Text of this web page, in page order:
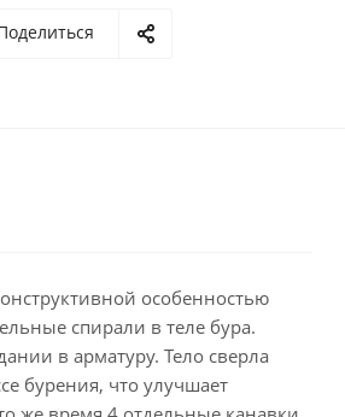
особенностью
спирали в теле бура.
в арматуру. Тело сверла
бурения, что улучшает